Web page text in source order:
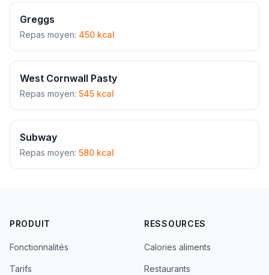
Greggs
Repas moyen: 450 kcal
West Cornwall Pasty
Repas moyen: 545 kcal
Subway
Repas moyen: 580 kcal
PRODUIT
Fonctionnalités
Tarifs
RESSOURCES
Calories aliments
Restaurants